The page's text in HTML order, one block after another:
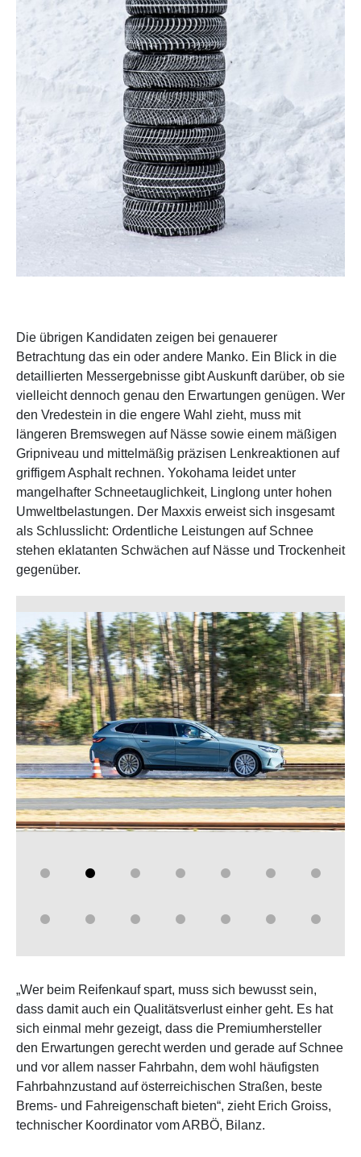
Die übrigen Kandidaten zeigen bei genauerer
Betrachtung das ein oder andere Manko. Ein Blick in die
detaillierten Messergebnisse gibt Auskunft darüber, ob sie
vielleicht dennoch genau den Erwartungen genügen. Wer
den Vredestein in die engere Wahl zieht, muss mit
längeren Bremswegen auf Nässe sowie einem mäßigen
Gripniveau und mittelmäßig präzisen Lenkreaktionen auf
griffigem Asphalt rechnen. Yokohama leidet unter
mangelhafter Schneetauglichkeit, Linglong unter hohen
Umweltbelastungen. Der Maxxis erweist sich insgesamt
als Schlusslicht: Ordentliche Leistungen auf Schnee
stehen eklatanten Schwächen auf Nässe und Trockenheit
gegenüber.
„Wer beim Reifenkauf spart, muss sich bewusst sein,
dass damit auch ein Qualitätsverlust einher geht. Es hat
sich einmal mehr gezeigt, dass die Premiumhersteller
den Erwartungen gerecht werden und gerade auf Schnee
und vor allem nasser Fahrbahn, dem wohl häufigsten
Fahrbahnzustand auf österreichischen Straßen, beste
Brems- und Fahreigenschaft bieten“, zieht Erich Groiss,
technischer Koordinator vom ARBÖ, Bilanz.